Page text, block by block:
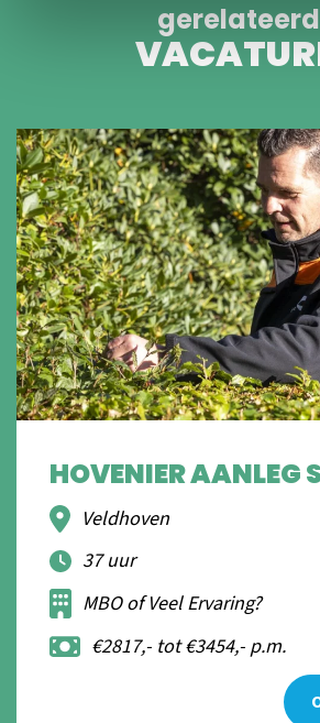
HOVENIER AANLEG
Veldhoven
37 uur
MBO of Veel Ervaring?
€2817,- tot €3454,- p.m.